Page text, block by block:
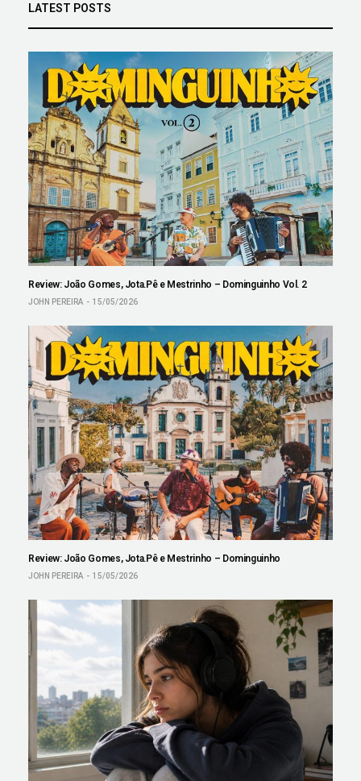
LATEST POSTS
Review: João Gomes, Jota.Pê e Mestrinho – Dominguinho Vol. 2
JOHN PEREIRA 15/05/2026
Review: João Gomes, Jota.Pê e Mestrinho – Dominguinho
JOHN PEREIRA 15/05/2026